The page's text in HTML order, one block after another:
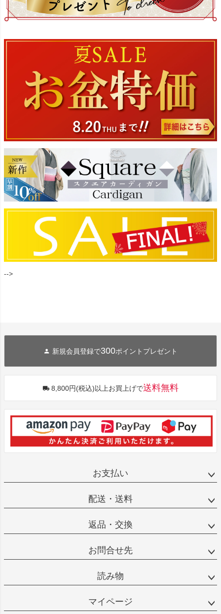
-->
新規会員登録で300ポイントプレゼント
8,800円(税込)以上お買上げで送料無料
お支払い
配送・送料
返品・交換
お問合せ先
読み物
マイページ